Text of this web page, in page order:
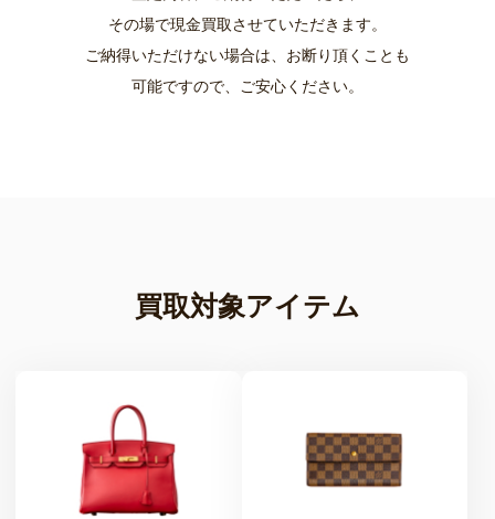
その場で現金買取させていただきます。
ご納得いただけない場合は、お断り頂くことも
可能ですので、ご安心ください。
買取対象アイテム